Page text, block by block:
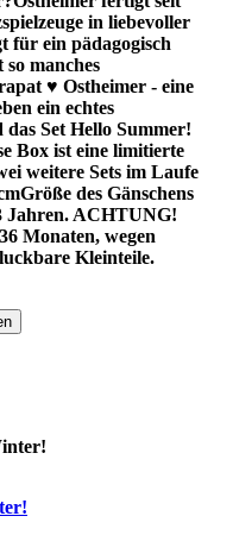
in liebevoller
für ein pädagogisch
manches
♥ Ostheimer - eine
ein echtes
Set Hello Summer!
Box ist eine limitierte
weitere Sets im Laufe
des Gänschens
Jahren. ACHTUNG!
Monaten, wegen
Kleinteile.